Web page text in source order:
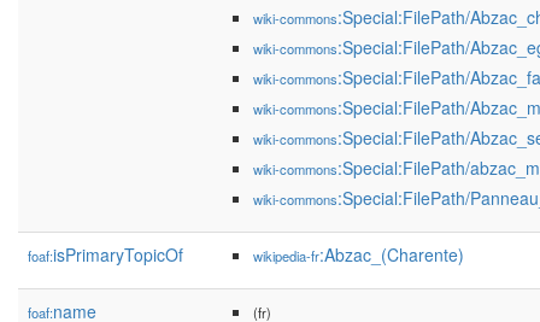
wiki-commons:Special:FilePath/
wiki-commons:Special:FilePath/
wiki-commons:Special:FilePath/
wiki-commons:Special:FilePath/
wiki-commons:Special:FilePath/
wiki-commons:Special:FilePath/
wiki-commons:Special:FilePath/
foaf:isPrimaryTopicOf wikipedia-fr:Abzac_(Charente)
foaf:name (fr)